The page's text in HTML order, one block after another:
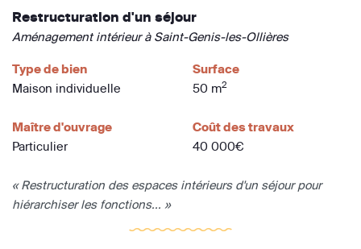
Restructuration d'un séjour
Aménagement intérieur à Saint-Genis-les-Ollières
Type de bien
Maison individuelle
Surface
50 m2
Maître d'ouvrage
Particulier
Coût des travaux
40 000€
« Restructuration des espaces intérieurs d'un séjour pour
hiérarchiser les fonctions... »